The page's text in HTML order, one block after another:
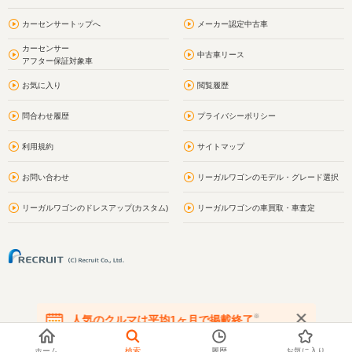
カーセンサートップへ メーカー認定中古車
カーセンサー
アフター保証対象車
中古車リース
お気に入り 閲覧履歴
問合わせ履歴 プライバシーポリシー
利用規約 サイトマップ
お問い合わせ リーガルワゴンのモデル・グレード選択
リーガルワゴンのドレスアップ(カスタム) リーガルワゴンの車買取・車査定
人気のクルマは平均1ヶ月で掲載終了※
在庫が無くなる前にお問い合わせください